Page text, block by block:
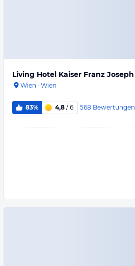
Living Hotel Kaiser Franz Joseph
Wien · Wien
83% 4,8 / 6 568 Bewertungen